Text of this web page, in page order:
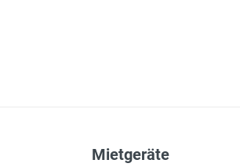
Mietgeräte